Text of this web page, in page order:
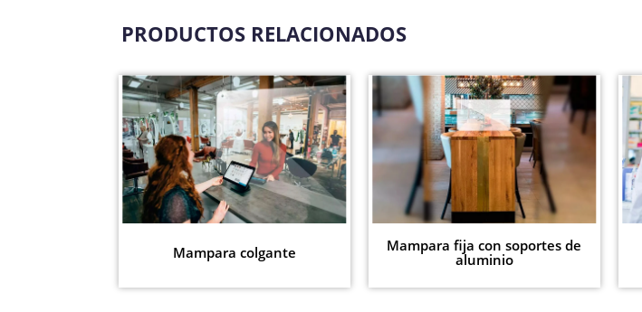
PRODUCTOS RELACIONADOS
Mampara colgante
Mampara fija con soportes de
aluminio